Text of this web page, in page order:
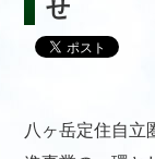
せ
八ヶ岳定住自立